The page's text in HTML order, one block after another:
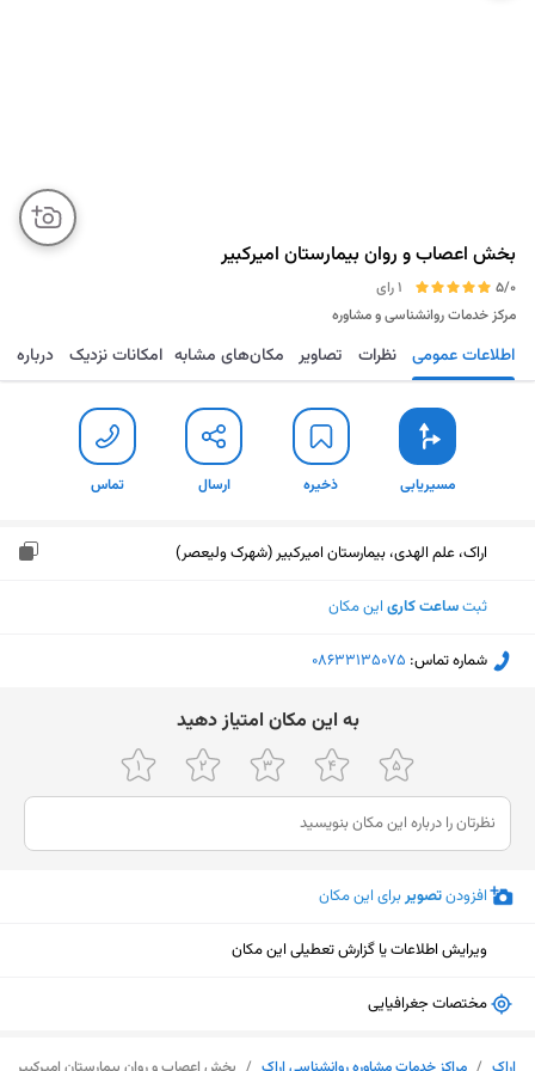
بخش اعصاب و روان بیمارستان امیرکبیر
5/0
1 رای
مرکز خدمات روانشناسی و مشاوره
مسیریابی ذخیره ارسال تماس اطلاعات عمومی نظرات تصاویر مکان‌های مشابه امکانات نزدیک درباره
مسیریابی ذخیره ارسال تماس
اراک، علم الهدی، بیمارستان امیرکبیر (شهرک ولیعصر)
ثبتساعت کاری این مکان
شماره تماس: ‎08633135075
ﺑﻪ اﯾﻦ ﻣﮑﺎن اﻣﺘﯿﺎز دﻫﯿﺪ
افزودنتصویربرای این مکان
ویرایش اطلاعات یا گزارش تعطیلی این مکان
مختصات جغرافیایی